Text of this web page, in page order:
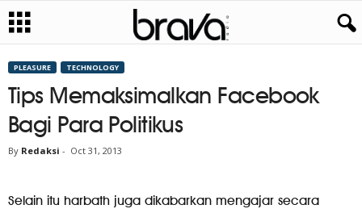
PLEASURE TECHNOLOGY
Tips Memaksimalkan Facebook
Bagi Para Politikus
By Redaksi - Oct 31, 2013
Selain itu harbath juga dikabarkan mengajar secara